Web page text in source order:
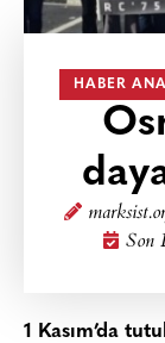
HABER
Son
1 Kasım’da